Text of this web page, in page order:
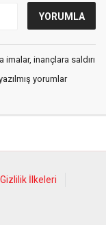
inançlara saldırı
yorumlar
Gizlilik İlkeleri